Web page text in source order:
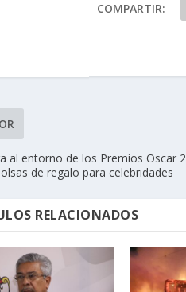
COMPARTIR:
al entorno de los Premios Oscar
de regalo para celebridades
RELACIONADOS